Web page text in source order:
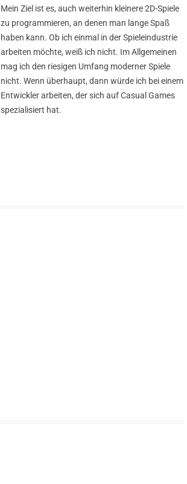
Mein Ziel ist es, auch weiterhin kleinere 2D-Spiele
zu programmieren, an denen man lange Spaß
haben kann. Ob ich einmal in der Spieleindustrie
arbeiten möchte, weiß ich nicht. Im Allgemeinen
mag ich den riesigen Umfang moderner Spiele
nicht. Wenn überhaupt, dann würde ich bei einem
Entwickler arbeiten, der sich auf Casual Games
spezialisiert hat.